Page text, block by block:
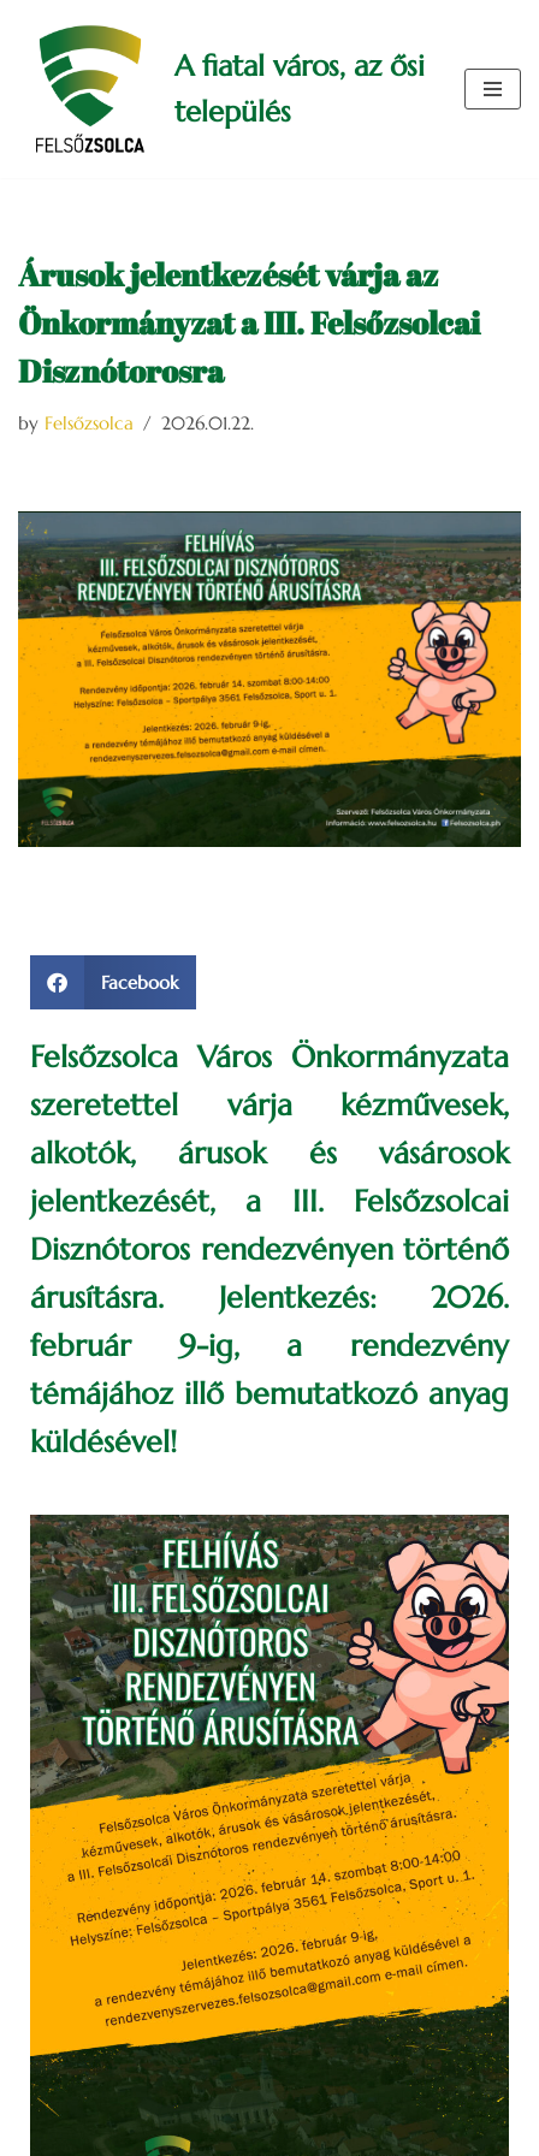
Skip
content
A fiatal város, az ősi
település
Árusok jelentkezését várja az
Önkormányzat a III. Felsőzsolcai
Disznótorosra
by Felsőzsolca 2026.01.22.
Facebook
Felsőzsolca Város Önkormányzata
szeretettel várja kézművesek,
alkotók, árusok és vásárosok
jelentkezését, a III. Felsőzsolcai
Disznótoros rendezvényen történő
árusításra. Jelentkezés: 2026.
február 9-ig, a rendezvény
témájához illő bemutatkozó anyag
küldésével!